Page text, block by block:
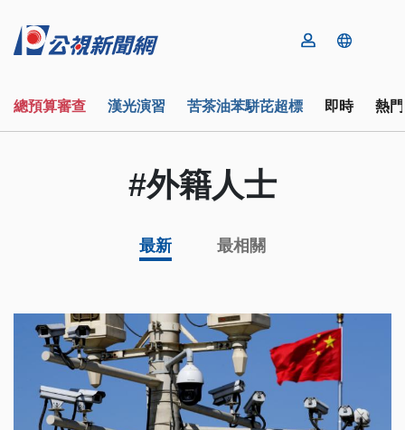
總預算審查 漢光演習 苦茶油苯駢芘超標 即時 熱
#外籍人士
最新 最相關